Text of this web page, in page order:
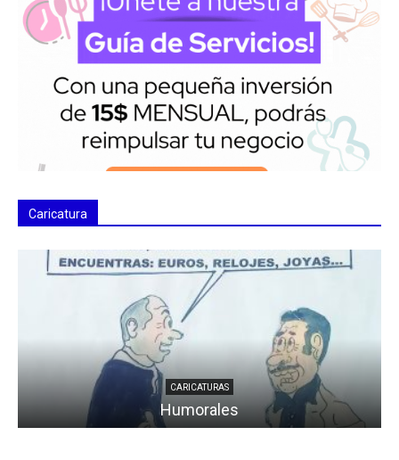
Caricatura
CARICATURAS
Humorales